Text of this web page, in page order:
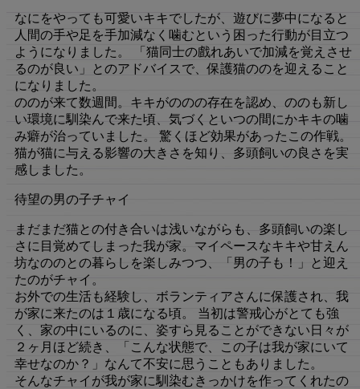
なにをやっても可愛いキキでしたが、遊びに夢中になると
人間の手や足を手加減なく噛むという困った行動が目立つ
ようになりました。 「猫同士の戲れあいで加減を覚えさせ
るのが良い」とのアドバイスで、保護猫ののを迎えること
になりました。
ののが来て数週間。キキがののの存在を認め、ののも新し
い環境に馴染んで来た頃、気づくといつの間にかキキの噛
み癖が治っていました。 驚くほど効果があったこの作戦。
猫が猫に与える影響の大きさを知り、多頭飼いの良さを実
感しました。
待望の男の子チャイ
まだまだ猫との付き合いは浅いながらも、多頭飼いの楽し
さに目覚めてしまった我が家。マイペースなキキや甘えん
坊なののとの暮らしを楽しみつつ、「男の子も！」と迎え
たのがチャイ。
お外での生活も経験し、ボランティアさんに保護され、我
が家に来たのは１歳になる頃。 当初は警戒心がとても強
く、家の中にいるのに、姿すら見ることができない日々が
２ヶ月ほど続き、「こんな状態で、この子は我が家にいて
幸せなのか？」なんて不安に思うこともありました。
そんなチャイが我が家に馴染むきっかけを作ってくれたの